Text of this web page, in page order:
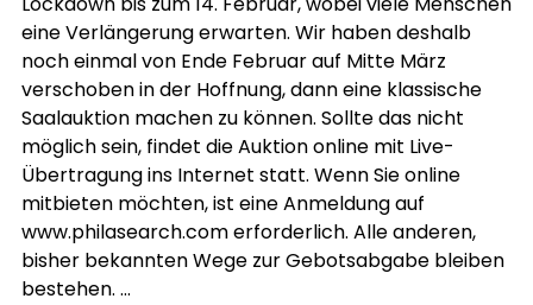
eine Verlängerung erwarten. Wir haben deshalb
noch einmal von Ende Februar auf Mitte März
verschoben in der Hoffnung, dann eine klassische
Saalauktion machen zu können. Sollte das nicht
möglich sein, findet die Auktion online mit Live-
Übertragung ins Internet statt. Wenn Sie online
mitbieten möchten, ist eine Anmeldung auf
www.philasearch.com erforderlich. Alle anderen,
bisher bekannten Wege zur Gebotsabgabe bleiben
bestehen. …